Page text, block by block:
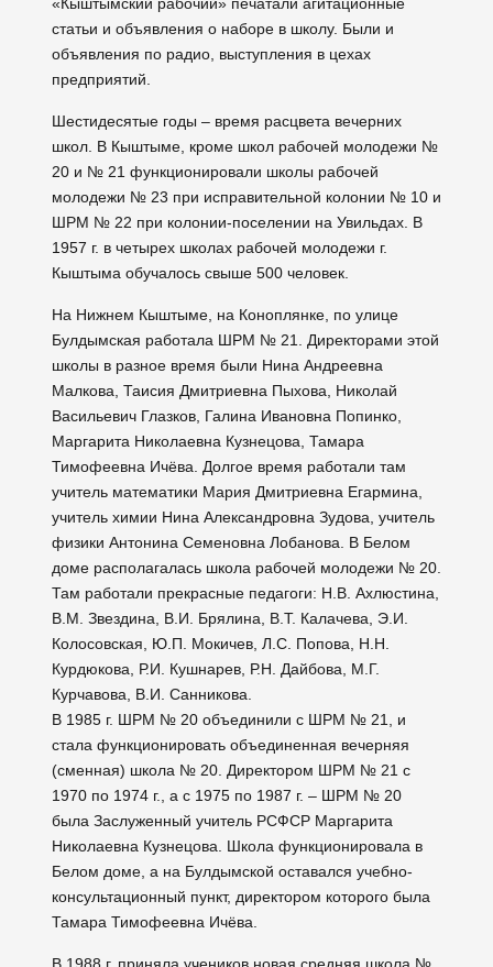
статьи и объявления о наборе в школу. Были и
объявления по радио, выступления в цехах
предприятий.
Шестидесятые годы – время расцвета вечерних
школ. В Кыштыме, кроме школ рабочей молодежи №
20 и № 21 функционировали школы рабочей
молодежи № 23 при исправительной колонии № 10 и
ШРМ № 22 при колонии-поселении на Увильдах. В
1957 г. в четырех школах рабочей молодежи г.
Кыштыма обучалось свыше 500 человек.
На Нижнем Кыштыме, на Коноплянке, по улице
Булдымская работала ШРМ № 21. Директорами этой
школы в разное время были Нина Андреевна
Малкова, Таисия Дмитриевна Пыхова, Николай
Васильевич Глазков, Галина Ивановна Попинко,
Маргарита Николаевна Кузнецова, Тамара
Тимофеевна Ичёва. Долгое время работали там
учитель математики Мария Дмитриевна Егармина,
учитель химии Нина Александровна Зудова, учитель
физики Антонина Семеновна Лобанова. В Белом
доме располагалась школа рабочей молодежи № 20.
Там работали прекрасные педагоги: Н.В. Ахлюстина,
В.М. Звездина, В.И. Брялина, В.Т. Калачева, Э.И.
Колосовская, Ю.П. Мокичев, Л.С. Попова, Н.Н.
Курдюкова, Р.И. Кушнарев, Р.Н. Дайбова, М.Г.
Курчавова, В.И. Санникова.
В 1985 г. ШРМ № 20 объединили с ШРМ № 21, и
стала функционировать объединенная вечерняя
(сменная) школа № 20. Директором ШРМ № 21 с
1970 по 1974 г., а с 1975 по 1987 г. – ШРМ № 20
была Заслуженный учитель РСФСР Маргарита
Николаевна Кузнецова. Школа функционировала в
Белом доме, а на Булдымской оставался учебно-
консультационный пункт, директором которого была
Тамара Тимофеевна Ичёва.